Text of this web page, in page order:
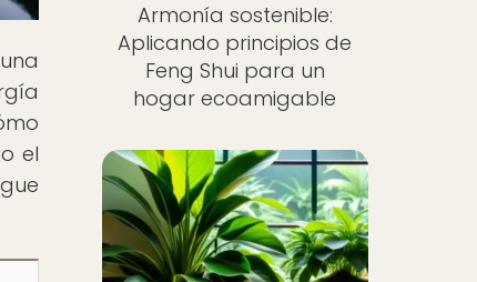
el
Armonía sostenible:
Aplicando principios de
Feng Shui para un
hogar ecoamigable